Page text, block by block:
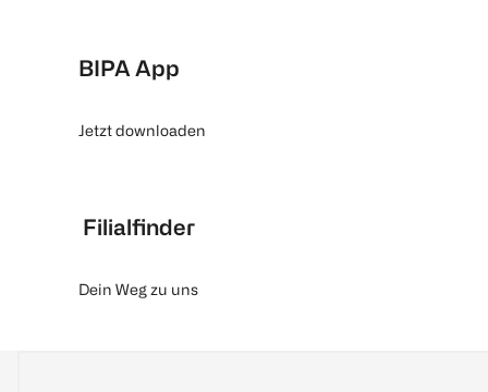
BIPA App
Jetzt downloaden
Filialfinder
Dein Weg zu uns